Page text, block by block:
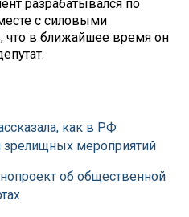
разрабатывался по
с силовыми
в ближайшее время он
как в РФ
зрелищных мероприятий
об общественной